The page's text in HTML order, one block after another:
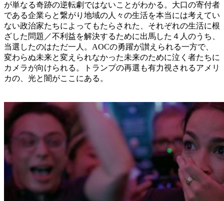
が単なる奇跡の逆転劇ではないことがわかる。大口の寄付者
である企業らと繋がり地域の人々の生活を本当には考えてい
ない政治家たちによってもたらされた、それぞれの生活に根
ざした問題／不利益を解決するために出馬した４人のうち、
当選したのはただ一人。AOCの勇躍が讃えられる一方で、
変わらぬ未来と変えられなかった未来のために泣く者たちに
カメラが向けられる。トランプの再選も有力視されるアメリ
カの、光と闇がここにある。